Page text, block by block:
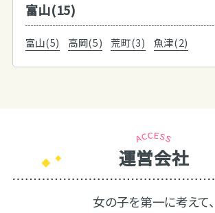
富山(15)
富山(5) 高岡(5) 荒町(3) 魚津(2)
運営会社
女の子を第一に考えて、